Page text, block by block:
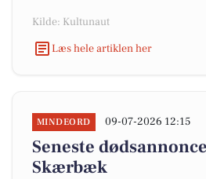
Kilde: Kultunaut
Læs hele artiklen her
MINDEORD 09-07-2026 12:15
Seneste
Skærbæk